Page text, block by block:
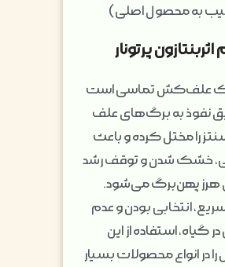
به محصول اصلی)
پرتونار
یک علف‌کش تماسی است
نفوذ به برگ‌های علف
را مختل کرده و باعث
خشک شدن و توقف رشد
پهن‌برگ می‌شود.
انتخابی بودن و عدم
گیاه، استفاده از این
در انواع محصولات بسیار